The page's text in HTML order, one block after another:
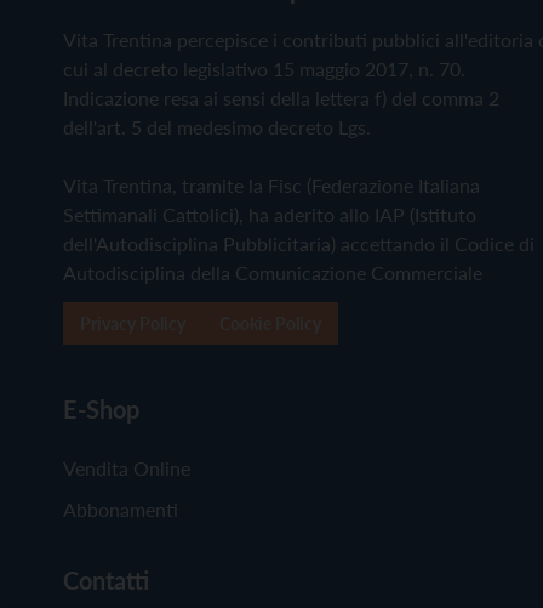
Vita Trentina percepisce i contributi pubblici all'editoria
cui al decreto legislativo 15 maggio 2017, n. 70.
Indicazione resa ai sensi della lettera f) del comma 2
dell'art. 5 del medesimo decreto Lgs.
Vita Trentina, tramite la Fisc (Federazione Italiana
Settimanali Cattolici), ha aderito allo IAP (Istituto
dell'Autodisciplina Pubblicitaria) accettando il Codice di
Autodisciplina della Comunicazione Commerciale
E-Shop
Vendita Online
Abbonamenti
Contatti